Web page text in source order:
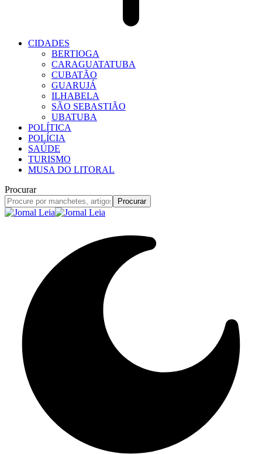
CIDADES
BERTIOGA
CARAGUATATUBA
CUBATÃO
GUARUJÁ
ILHABELA
SÃO SEBASTIÃO
UBATUBA
POLÍTICA
POLÍCIA
SAÚDE
TURISMO
MUSA DO LITORAL
Procurar